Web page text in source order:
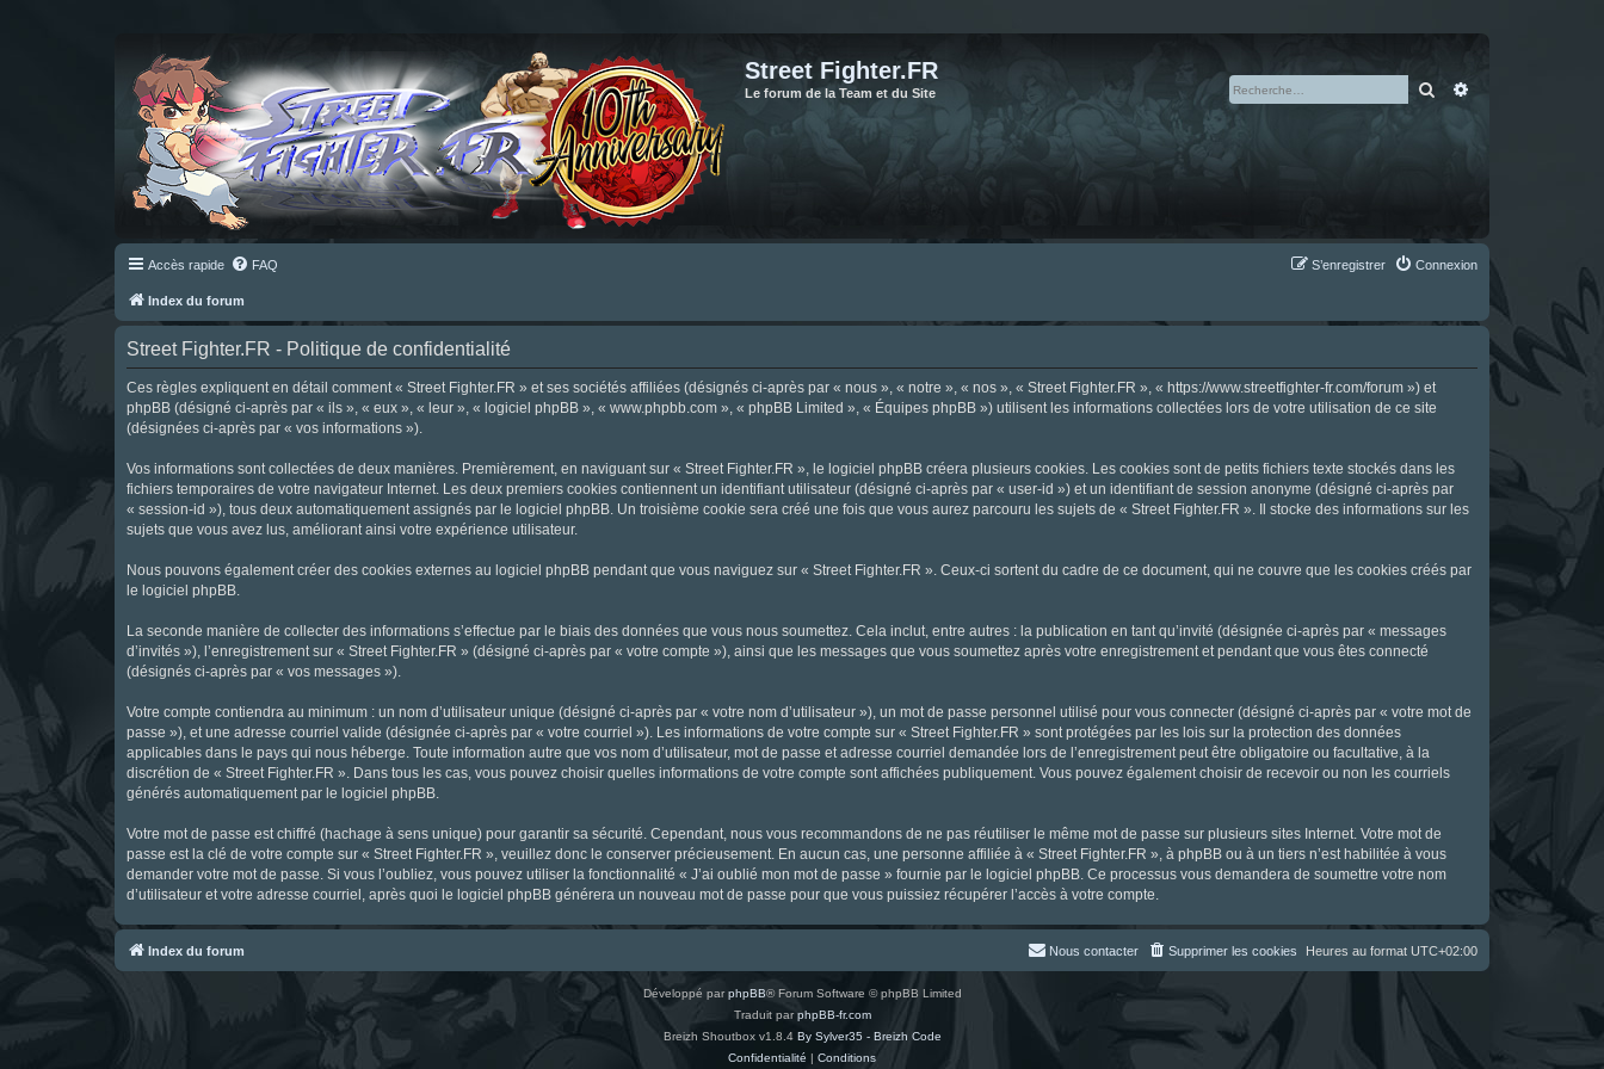
Street Fighter.FR
Le forum de la Team et du Site Rechercher
Accès rapide FAQ Connexion
S’enregistrer
Index du forum
Street Fighter.FR - Politique de confidentialité
Ces règles expliquent en détail comment « Street Fighter.FR » et ses sociétés affiliées (désignés ci-après par « nous », « notre », « nos », « Street Fighter.FR », « https://www.streetfighter-fr.com/forum ») et
phpBB (désigné ci-après par « ils », « eux », « leur », « logiciel phpBB », « www.phpbb.com », « phpBB Limited », « Équipes phpBB ») utilisent les informations collectées lors de votre utilisation de ce site
(désignées ci-après par « vos informations »).
Vos informations sont collectées de deux manières. Premièrement, en naviguant sur « Street Fighter.FR », le logiciel phpBB créera plusieurs cookies. Les cookies sont de petits fichiers texte stockés dans les
fichiers temporaires de votre navigateur Internet. Les deux premiers cookies contiennent un identifiant utilisateur (désigné ci-après par « user-id ») et un identifiant de session anonyme (désigné ci-après par
« session-id »), tous deux automatiquement assignés par le logiciel phpBB. Un troisième cookie sera créé une fois que vous aurez parcouru les sujets de « Street Fighter.FR ». Il stocke des informations sur les
sujets que vous avez lus, améliorant ainsi votre expérience utilisateur.
Nous pouvons également créer des cookies externes au logiciel phpBB pendant que vous naviguez sur « Street Fighter.FR ». Ceux-ci sortent du cadre de ce document, qui ne couvre que les cookies créés par
le logiciel phpBB.
La seconde manière de collecter des informations s’effectue par le biais des données que vous nous soumettez. Cela inclut, entre autres : la publication en tant qu’invité (désignée ci-après par « messages
d’invités »), l’enregistrement sur « Street Fighter.FR » (désigné ci-après par « votre compte »), ainsi que les messages que vous soumettez après votre enregistrement et pendant que vous êtes connecté
(désignés ci-après par « vos messages »).
Votre compte contiendra au minimum : un nom d’utilisateur unique (désigné ci-après par « votre nom d’utilisateur »), un mot de passe personnel utilisé pour vous connecter (désigné ci-après par « votre mot de
passe »), et une adresse courriel valide (désignée ci-après par « votre courriel »). Les informations de votre compte sur « Street Fighter.FR » sont protégées par les lois sur la protection des données
applicables dans le pays qui nous héberge. Toute information autre que vos nom d’utilisateur, mot de passe et adresse courriel demandée lors de l’enregistrement peut être obligatoire ou facultative, à la
discrétion de « Street Fighter.FR ». Dans tous les cas, vous pouvez choisir quelles informations de votre compte sont affichées publiquement. Vous pouvez également choisir de recevoir ou non les courriels
générés automatiquement par le logiciel phpBB.
Votre mot de passe est chiffré (hachage à sens unique) pour garantir sa sécurité. Cependant, nous vous recommandons de ne pas réutiliser le même mot de passe sur plusieurs sites Internet. Votre mot de
passe est la clé de votre compte sur « Street Fighter.FR », veuillez donc le conserver précieusement. En aucun cas, une personne affiliée à « Street Fighter.FR », à phpBB ou à un tiers n’est habilitée à vous
demander votre mot de passe. Si vous l’oubliez, vous pouvez utiliser la fonctionnalité « J’ai oublié mon mot de passe » fournie par le logiciel phpBB. Ce processus vous demandera de soumettre votre nom
d’utilisateur et votre adresse courriel, après quoi le logiciel phpBB générera un nouveau mot de passe pour que vous puissiez récupérer l’accès à votre compte.
Index du forum Heures au format UTC+02:00
Supprimer les cookies
Nous contacter
Développé parphpBB® Forum Software © phpBB Limited
Traduit parphpBB-fr.com
Breizh Shoutbox v1.8.4 By Sylver35 - Breizh Code
Confidentialité | Conditions